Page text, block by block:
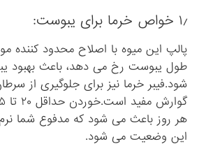
۱٫ خواص خرما برای یبوست:
پالپ این میوه با اصلاح محدود کننده
طول یبوست رخ می دهد، باعث بهبود
شود.فیبر خرما نیز برای جلوگیری از
هر روز باعث می شود که مدفوع شما نرم
این وضعیت می شود.